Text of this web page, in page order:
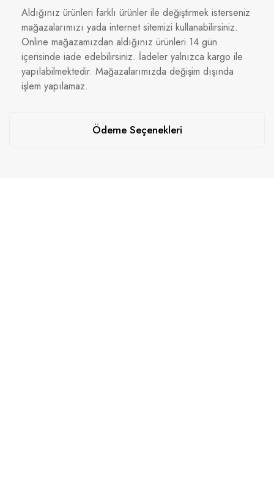
Aldığınız ürünleri farklı ürünler ile değiştirmek isterseniz
mağazalarımızı yada internet sitemizi kullanabilirsiniz.
Online mağazamızdan aldığınız ürünleri 14 gün
içerisinde iade edebilirsiniz. İadeler yalnızca kargo ile
yapılabilmektedir. Mağazalarımızda değişim dışında
işlem yapılamaz.
Ödeme Seçenekleri